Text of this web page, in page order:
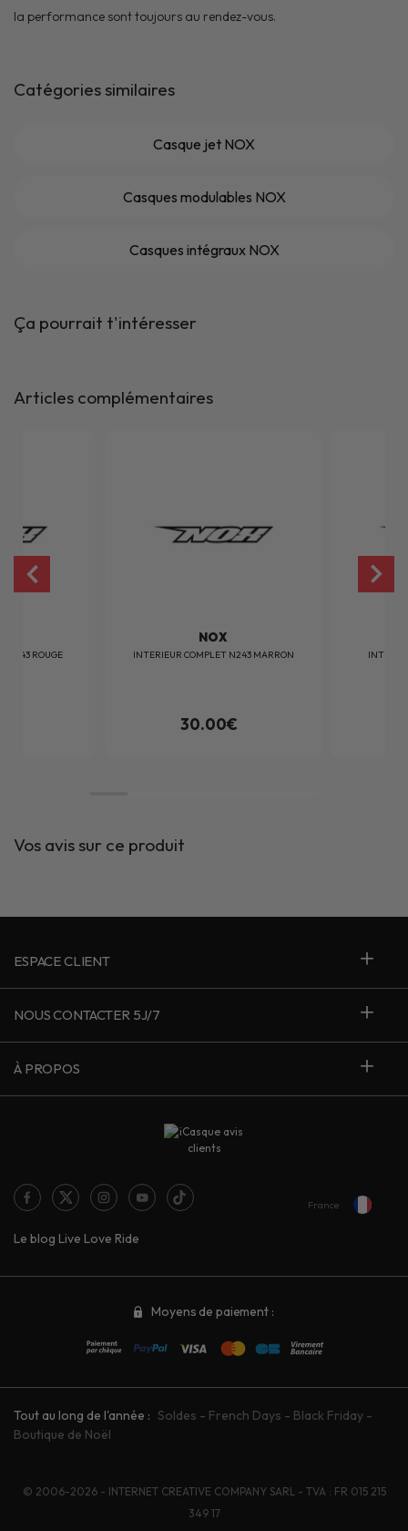
la performance sont toujours au rendez-vous.
Catégories similaires
Casque jet NOX
Casques modulables NOX
Casques intégraux NOX
Ça pourrait t'intéresser
Articles complémentaires
N243 ROUGE
NOX
INTERIEUR COMPLET N243 MARRON
30.00€
Vos avis sur ce produit
ESPACE CLIENT
NOUS CONTACTER 5J/7
À PROPOS
Le blog Live Love Ride
France
Moyens de paiement :
Tout au long de l'année : Soldes - French Days - Black Friday -
Boutique de Noël
© 2006-2026 - INTERNET CREATIVE COMPANY SARL - TVA : FR 015 215
349 17